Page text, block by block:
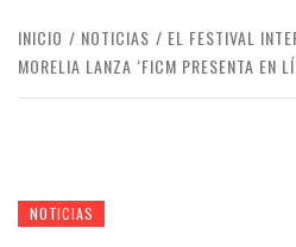
INICIO NOTICIAS
EL FESTIVAL
MORELIA LANZA ‘FICM PRESENTA EN
NOTICIAS